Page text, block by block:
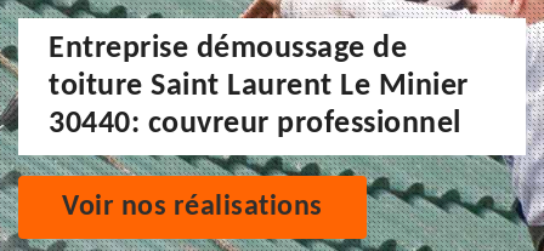
Entreprise démoussage de
toiture Saint Laurent Le Minier
30440: couvreur professionnel
Voir nos réalisations